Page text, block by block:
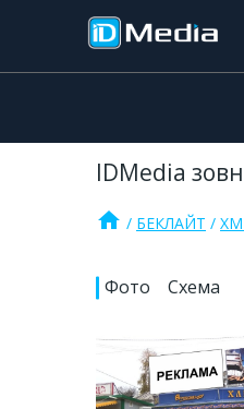
IDMedia
home БЕКЛАЙТ
Фото Схема